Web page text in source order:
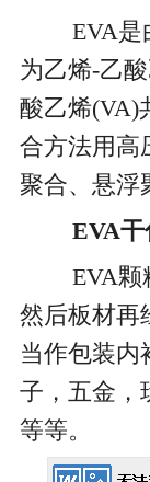
EVA是由
为乙烯-乙
酸乙烯(VA)
合方法用高
聚合、悬浮
EVA干
EVA颗粒
然后板材再
当作包装内
子，五金，
等等。